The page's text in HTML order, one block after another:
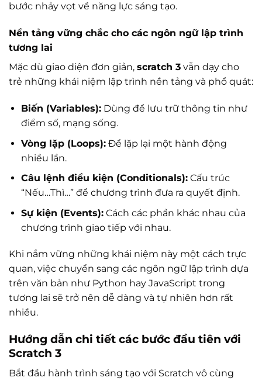
bước nhảy vọt về năng lực sáng tạo.
Nền tảng vững chắc cho các ngôn ngữ lập trình
tương lai
Mặc dù giao diện đơn giản, scratch 3 vẫn dạy cho
trẻ những khái niệm lập trình nền tảng và phổ quát:
Biến (Variables):Dùng để lưu trữ thông tin như
điểm số, mạng sống.
Vòng lặp (Loops):Để lặp lại một hành động
nhiều lần.
Câu lệnh điều kiện (Conditionals):Cấu trúc
“Nếu…Thì…” để chương trình đưa ra quyết định.
Sự kiện (Events):Cách các phần khác nhau của
chương trình giao tiếp với nhau.
Khi nắm vững những khái niệm này một cách trực
quan, việc chuyển sang các ngôn ngữ lập trình dựa
trên văn bản như Python hay JavaScript trong
tương lai sẽ trở nên dễ dàng và tự nhiên hơn rất
nhiều.
Hướng dẫn chi tiết các bước đầu tiên với
Scratch 3
Bắt đầu hành trình sáng tạo với Scratch vô cùng